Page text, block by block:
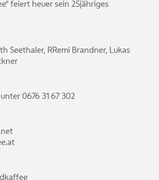
feiert heuer sein 25jähriges
Seethaler, RRemi Brandner, Lukas
0676 31 67 302